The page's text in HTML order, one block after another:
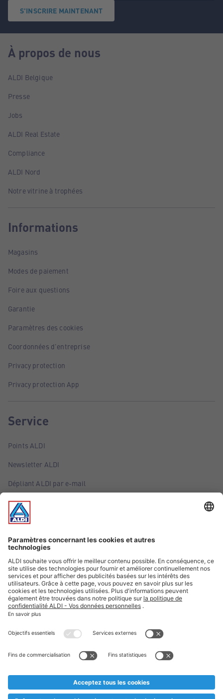
S'INSCRIRE MAINTENANT
À propos de nous
ALDI Belgique
Presse
Jobs
ALDI Real Estate
Compliance
ALDI Nord
Notre vitrine à trophées
Informations
Magasins
Modes de paiement
Foire aux questions
Garantie
Paramètres des cookies
Coordonnées d'entreprise
Privacy protection
Privacy protection App
Service
Points ALDI
Newsletter ALDI
Dépliant ALDI par e-mail
Offres
Infos essentielles
Suivez ALDI Belgique
Textes marqués d'un astérisque et mentions légales
* Nous vendons ces articles temporairement et jusqu'à
au cas où, malgré le planning bien étudié, nous serions
prématurément en rupture de stock. Prix Recupel et TVA incl.
** Sur ce site, l’utilisation de la forme masculine a été adoptée